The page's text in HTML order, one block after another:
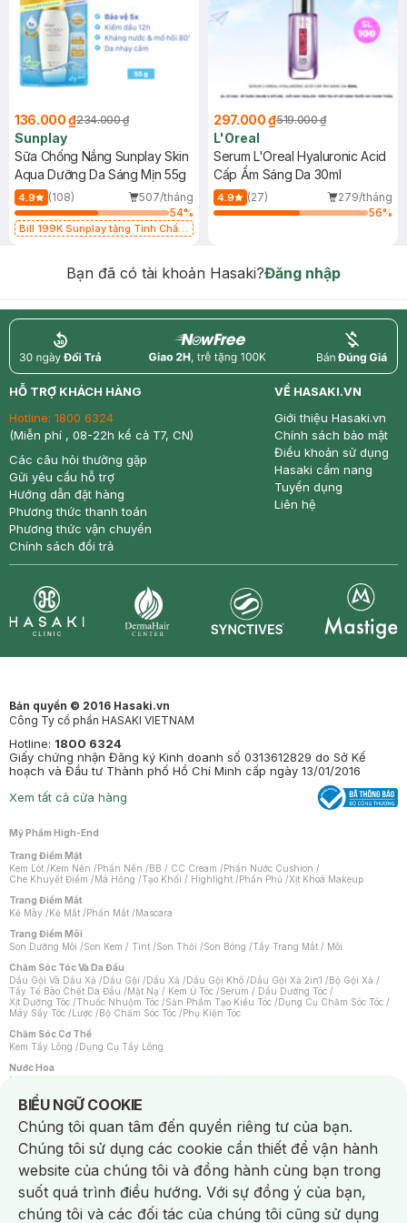
136.000 ₫234.000 ₫
Sunplay
Sữa Chống Nắng Sunplay Skin
Aqua Dưỡng Da Sáng Mịn 55g
4.9 (108)
507/tháng
54%
Bill 199K Sunplay tặng Tinh Chất
297.000 ₫519.000 ₫
L'Oreal
Serum L'Oreal Hyaluronic Acid
Cấp Ẩm Sáng Da 30ml
4.9 (27)
279/tháng
56%
Bạn đã có tài khoản Hasaki?Đăng nhập
return nowfree price
HỖ TRỢ KHÁCH HÀNG
Hotline: 1800 6324
(Miễn phí , 08-22h kể cả T7, CN)
Các câu hỏi thường gặp
Gửi yêu cầu hỗ trợ
Hướng dẫn đặt hàng
Phương thức thanh toán
Phương thức vận chuyển
Chính sách đổi trả
VỀ HASAKI.VN
Giới thiệu Hasaki.vn
Chính sách bảo mật
Điều khoản sử dụng
Hasaki cẩm nang
Tuyển dụng
Liên hệ
Bản quyền © 2016 Hasaki.vn
Công Ty cổ phần HASAKI VIETNAM
Hotline: 1800 6324
Giấy chứng nhận Đăng ký Kinh doanh số 0313612829 do Sở Kế
hoạch và Đầu tư Thành phố Hồ Chí Minh cấp ngày 13/01/2016
Xem tất cả cửa hàng
Mỹ Phẩm High-End
Trang Điểm Mặt
Kem Lót /Kem Nền /Phấn Nền /BB / CC Cream /Phấn Nước Cushion /
Che Khuyết Điểm /Má Hồng /Tạo Khối / Highlight /Phấn Phủ /Xịt Khoá Makeup
Trang Điểm Mắt
Kẻ Mày /Kẻ Mắt /Phấn Mắt /Mascara
Trang Điểm Môi
Son Dưỡng Môi /Son Kem / Tint /Son Thỏi /Son Bóng /Tẩy Trang Mắt / Môi
Chăm Sóc Tóc Và Da Đầu
Dầu Gội Và Dầu Xả /Dầu Gội /Dầu Xả /Dầu Gội Khô /Dầu Gội Xả 2in1 /Bộ Gội Xả /
Tẩy Tế Bào Chết Da Đầu /Mặt Nạ / Kem Ủ Tóc /Serum / Dầu Dưỡng Tóc /
Xịt Dưỡng Tóc /Thuốc Nhuộm Tóc /Sản Phẩm Tạo Kiểu Tóc /Dụng Cụ Chăm Sóc Tóc /
Máy Sấy Tóc /Lược /Bộ Chăm Sóc Tóc /Phụ Kiện Tóc
Chăm Sóc Cơ Thể
Kem Tẩy Lông /Dụng Cụ Tẩy Lông
Nước Hoa
Nước Hoa Nữ
Chăm Sóc Cá Nhân
Chống Muỗi /Khẩu Trang /Máy Massage/Mặt Nạ Xông Hơi /Nước Rửa Tay/
Sản Phẩm Chăm Sóc Khác /Bàn Chải Đánh Răng /Bàn Chải Điện/
Hỗ Trợ Trắng Răng/Kem Đánh Răng /Máy Tăm Nước/ Nước Súc Miệng/
Tăm / Chỉ Nha Khoa/ Xịt Thơm Miệng / Dung Dịch Vệ Sinh/Dưỡng Vùng Kín/
Khăn Ướt Vệ Sinh Vùng Kín/Băng Vệ Sinh/Tampon/Bọt Cạo Râu /Dao Cạo Râu/
Máy Cạo Râu
Vấn Đề Về Da
Da Dầu / Lỗ Chân Lông To/ Da Khô / Mất Nước/ Da Lão Hóa/ Da Mụn/
BIỂU NGỮ COOKIE
Notice about cookies usage
Chúng tôi quan tâm đến quyền riêng tư của bạn.
Chúng tôi sử dụng các cookie cần thiết để vận hành
website của chúng tôi và đồng hành cùng bạn trong
suốt quá trình điều hướng. Với sự đồng ý của bạn,
chúng tôi và các đối tác của chúng tôi cũng sử dụng